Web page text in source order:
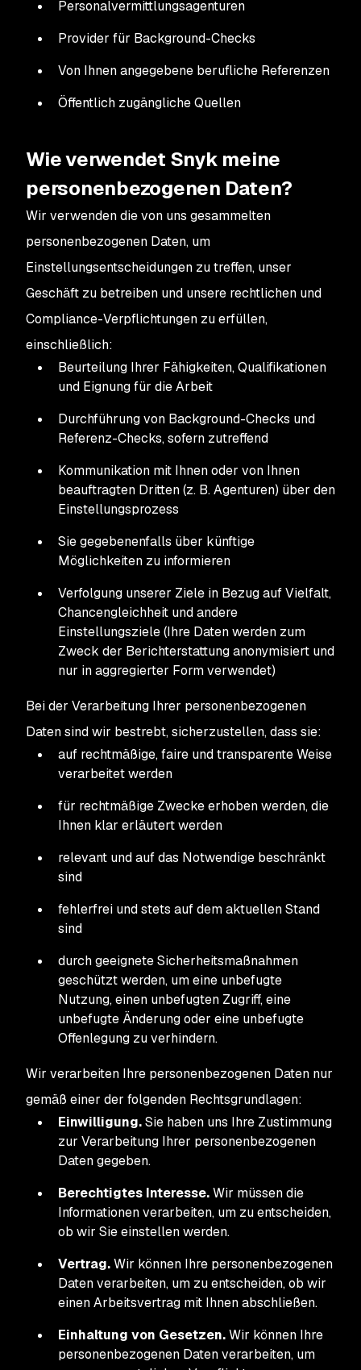
Personalvermittlungsagenturen
Provider für Background-Checks
Von Ihnen angegebene berufliche Referenzen
Öffentlich zugängliche Quellen
Wie verwendet Snyk meine
personenbezogenen Daten?
Wir verwenden die von uns gesammelten
personenbezogenen Daten, um
Einstellungsentscheidungen zu treffen, unser
Geschäft zu betreiben und unsere rechtlichen und
Compliance-Verpflichtungen zu erfüllen,
einschließlich:
Beurteilung Ihrer Fähigkeiten, Qualifikationen
und Eignung für die Arbeit
Durchführung von Background-Checks und
Referenz-Checks, sofern zutreffend
Kommunikation mit Ihnen oder von Ihnen
beauftragten Dritten (z. B. Agenturen) über den
Einstellungsprozess
Sie gegebenenfalls über künftige
Möglichkeiten zu informieren
Verfolgung unserer Ziele in Bezug auf Vielfalt,
Chancengleichheit und andere
Einstellungsziele (Ihre Daten werden zum
Zweck der Berichterstattung anonymisiert und
nur in aggregierter Form verwendet)
Bei der Verarbeitung Ihrer personenbezogenen
Daten sind wir bestrebt, sicherzustellen, dass sie:
auf rechtmäßige, faire und transparente Weise
verarbeitet werden
für rechtmäßige Zwecke erhoben werden, die
Ihnen klar erläutert werden
relevant und auf das Notwendige beschränkt
sind
fehlerfrei und stets auf dem aktuellen Stand
sind
durch geeignete Sicherheitsmaßnahmen
geschützt werden, um eine unbefugte
Nutzung, einen unbefugten Zugriff, eine
unbefugte Änderung oder eine unbefugte
Offenlegung zu verhindern.
Wir verarbeiten Ihre personenbezogenen Daten nur
gemäß einer der folgenden Rechtsgrundlagen:
Einwilligung.Sie haben uns Ihre Zustimmung
zur Verarbeitung Ihrer personenbezogenen
Daten gegeben.
Berechtigtes Interesse.Wir müssen die
Informationen verarbeiten, um zu entscheiden,
ob wir Sie einstellen werden.
Vertrag.Wir können Ihre personenbezogenen
Daten verarbeiten, um zu entscheiden, ob wir
einen Arbeitsvertrag mit Ihnen abschließen.
Einhaltung von Gesetzen.Wir können Ihre
personenbezogenen Daten verarbeiten, um